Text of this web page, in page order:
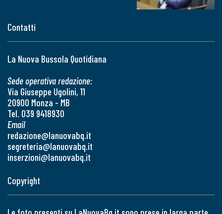
Contatti
La Nuova Bussola Quotidiana
Sede operativa redazione:
Via Giuseppe Ugolini, 11
20900 Monza - MB
Tel. 039 9418930
Email
redazione@lanuovabq.it
segreteria@lanuovabq.it
inserzioni@lanuovabq.it
Copyright